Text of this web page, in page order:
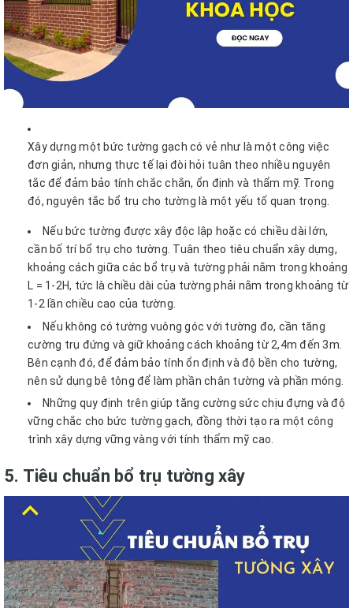
Xây dựng một bức tường gạch có vẻ như là một công việc
đơn giản, nhưng thực tế lại đòi hỏi tuân theo nhiều nguyên
tắc để đảm bảo tính chắc chắn, ổn định và thẩm mỹ. Trong
đó, nguyên tắc bổ trụ cho tường là một yếu tố quan trọng.
Nếu bức tường được xây độc lập hoặc có chiều dài lớn,
cần bố trí bổ trụ cho tường. Tuân theo tiêu chuẩn xây dựng,
khoảng cách giữa các bổ trụ và tường phải nằm trong khoảng
L = 1-2H, tức là chiều dài của tường phải nằm trong khoảng từ
1-2 lần chiều cao của tường.
Nếu không có tường vuông góc với tường đo, cần tăng
cường trụ đứng và giữ khoảng cách khoảng từ 2,4m đến 3m.
Bên cạnh đó, để đảm bảo tính ổn định và độ bền cho tường,
nên sử dụng bê tông để làm phần chân tường và phần móng.
Những quy định trên giúp tăng cường sức chịu đựng và độ
vững chắc cho bức tường gạch, đồng thời tạo ra một công
trình xây dựng vững vàng với tính thẩm mỹ cao.
5. Tiêu chuẩn bổ trụ tường xây